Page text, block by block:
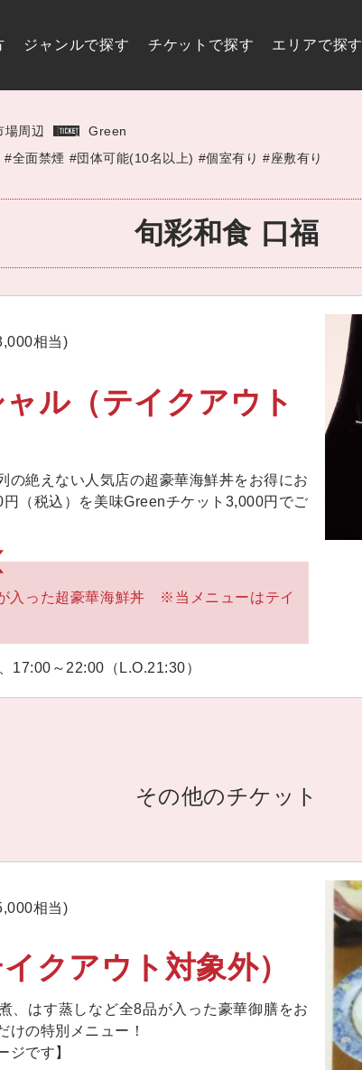
ジャンルで探す チケットで探す エリアで探す
場周辺
Green
#全面禁煙 #団体可能(10名以上) #個室有り #座敷有り
旬彩和食 口福
相当)
ル（テイクアウト
の絶えない人気店の超豪華海鮮丼をお得にお
（税込）を美味Greenチケット3,000円でご
入った超豪華海鮮丼 ※当メニューはテイ
17:00～22:00（L.O.21:30）
その他のチケット
相当)
クアウト対象外）
、はす蒸しなど全8品が入った豪華御膳をお
けの特別メニュー！
ジです】